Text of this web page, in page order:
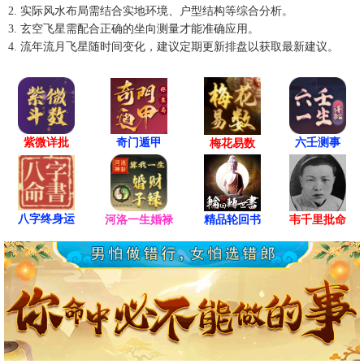
2. 实际风水布局需结合实地环境、户型结构等综合分析。
3. 玄空飞星需配合正确的坐向测量才能准确应用。
4. 流年流月飞星随时间变化，建议定期更新排盘以获取最新建议。
紫微详批 奇门遁甲 梅花易数 六壬测事
八字终身运 河洛一生婚禄 精品轮回书 韦千里批命